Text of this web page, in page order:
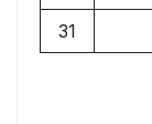
31